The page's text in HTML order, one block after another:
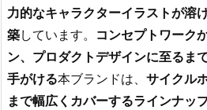
力的なキャラクターイラストが溶
築しています。 コンセプトワーク
ン、プロダクトデザインに至るま
手がける本ブランドは、 サイクル
まで幅広くカバーするラインナッ